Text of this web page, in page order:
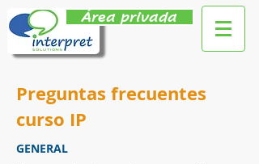
Área privada
Preguntas frecuentes
curso IP
GENERAL